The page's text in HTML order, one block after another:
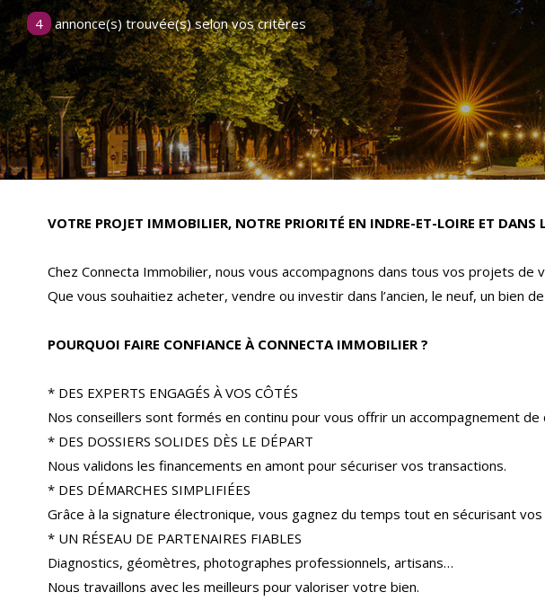
4 annonce(s) trouvée(s) selon vos critères
VOTRE PROJET IMMOBILIER, NOTRE PRIORITÉ EN INDRE-ET-LOIRE ET DANS
Chez Connecta Immobilier, nous vous accompagnons dans tous vos projets de
Que vous souhaitiez acheter, vendre ou investir dans l’ancien, le neuf, un bien
POURQUOI FAIRE CONFIANCE À CONNECTA IMMOBILIER ?
* DES EXPERTS ENGAGÉS À VOS CÔTÉS
Nos conseillers sont formés en continu pour vous offrir un accompagnement
* DES DOSSIERS SOLIDES DÈS LE DÉPART
Nous validons les financements en amont pour sécuriser vos transactions.
* DES DÉMARCHES SIMPLIFIÉES
Grâce à la signature électronique, vous gagnez du temps tout en sécurisant vos
* UN RÉSEAU DE PARTENAIRES FIABLES
Diagnostics, géomètres, photographes professionnels, artisans…
Nous travaillons avec les meilleurs pour valoriser votre bien.